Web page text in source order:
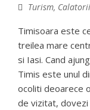
Turism,
Timisoara este
treilea mare
si Iasi. Cand
Timis este unul
ocoliti deoarece
de vizitat,